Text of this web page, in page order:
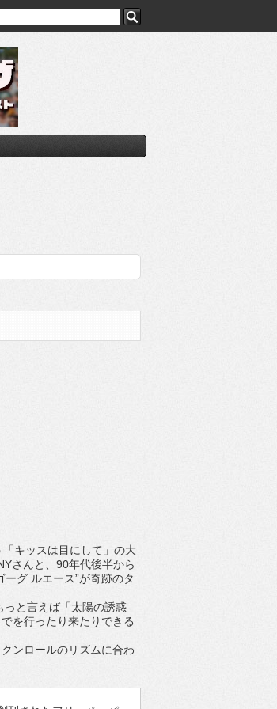
キッスは目にして」の大
さんと、90年代後半から
グ ルエース”が奇跡のタ
と言えば「太陽の誘惑
を行ったり来たりできる
ンロールのリズムに合わ